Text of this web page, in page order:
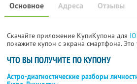
Основное Отзывы
Адреса
Скачайте приложение КупиКупона для
покажите купон с экрана смартфона.
ЧТО ВЫ ПОЛУЧИТЕ ПО КУПОНУ
Астро-диагностические разборы